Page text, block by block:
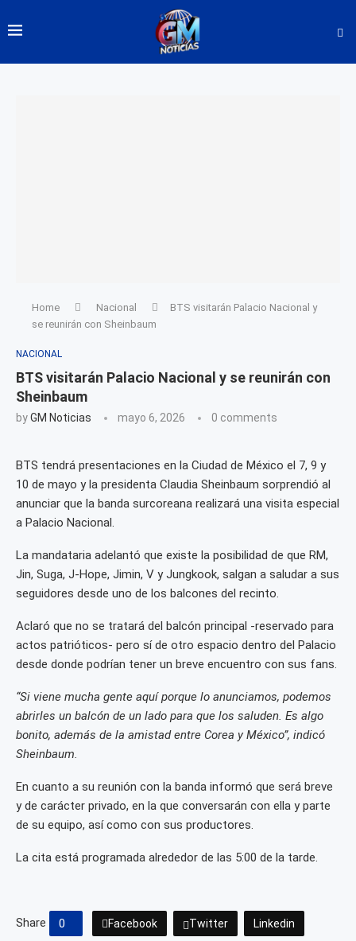
Home Nacional
BTS visitarán Palacio Nacional y
se reunirán con Sheinbaum
NACIONAL
BTS visitarán Palacio Nacional y se reunirán con
Sheinbaum
byGM Noticias mayo 6, 2026 0 comments
BTS tendrá presentaciones en la Ciudad de México el 7, 9 y
10 de mayo y la presidenta Claudia Sheinbaum sorprendió al
anunciar que la banda surcoreana realizará una visita especial
a Palacio Nacional.
La mandataria adelantó que existe la posibilidad de que RM,
Jin, Suga, J-Hope, Jimin, V y Jungkook, salgan a saludar a sus
seguidores desde uno de los balcones del recinto.
Aclaró que no se tratará del balcón principal -reservado para
actos patrióticos- pero sí de otro espacio dentro del Palacio
desde donde podrían tener un breve encuentro con sus fans.
“Si viene mucha gente aquí porque lo anunciamos, podemos
abrirles un balcón de un lado para que los saluden. Es algo
bonito, además de la amistad entre Corea y México”, indicó
Sheinbaum.
En cuanto a su reunión con la banda informó que será breve
y de carácter privado, en la que conversarán con ella y parte
de su equipo, así como con sus productores.
La cita está programada alrededor de las 5:00 de la tarde.
Share 0 Facebook Twitter Linkedin